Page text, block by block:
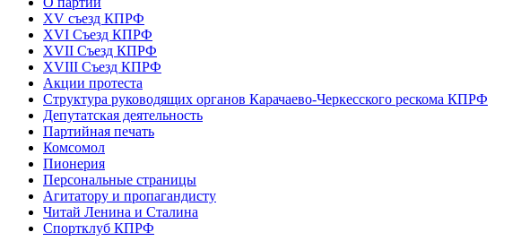
XV съезд КПРФ
XVI Съезд КПРФ
XVII Cъезд КПРФ
XVIII Cъезд КПРФ
Акции протеста
Структура руководящих органов Карачаево-Черкесского рескома КПРФ
Депутатская деятельность
Партийная печать
Комсомол
Пионерия
Персональные страницы
Агитатору и пропагандисту
Читай Ленина и Сталина
Спортклуб КПРФ